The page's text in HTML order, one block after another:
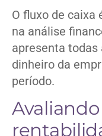
O fluxo de caixa
na análise
apresenta todas
dinheiro da
período.